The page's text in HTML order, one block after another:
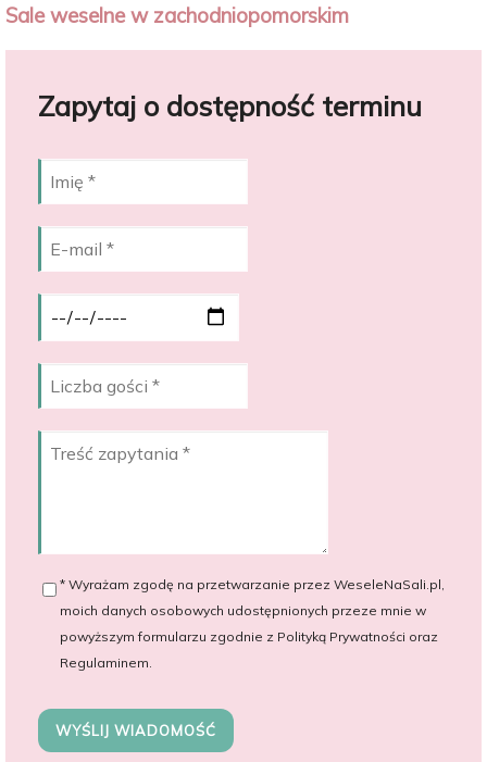
Sale weselne w zachodniopomorskim
Zapytaj o dostępność terminu
* Wyrażam zgodę na przetwarzanie przez WeseleNaSali.pl,
moich danych osobowych udostępnionych przeze mnie w
powyższym formularzu zgodnie z Polityką Prywatności oraz
Regulaminem.
WYŚLIJ WIADOMOŚĆ